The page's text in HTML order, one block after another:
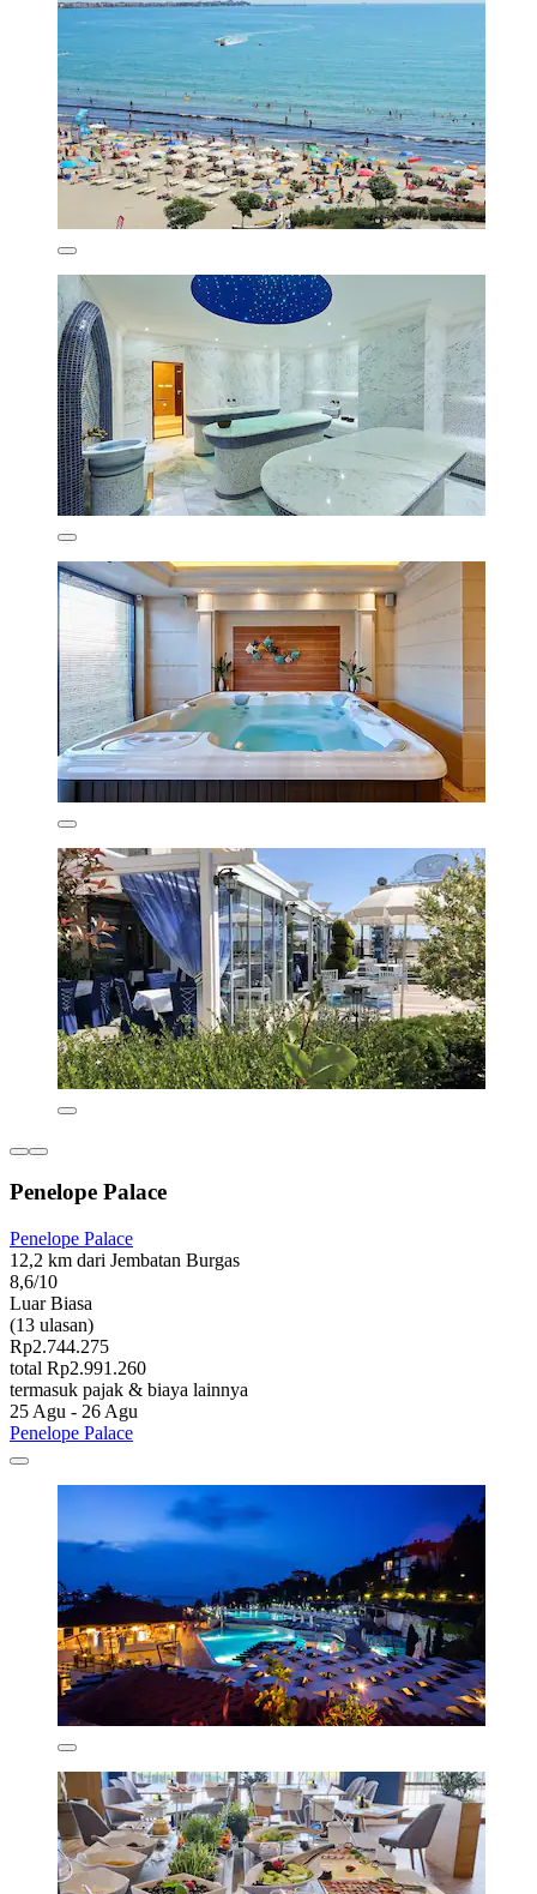
Penelope Palace
Penelope Palace
12,2 km dari Jembatan Burgas
8,6/10
Luar Biasa
(13 ulasan)
Rp2.744.275
total Rp2.991.260
termasuk pajak & biaya lainnya
25 Agu - 26 Agu
Penelope Palace